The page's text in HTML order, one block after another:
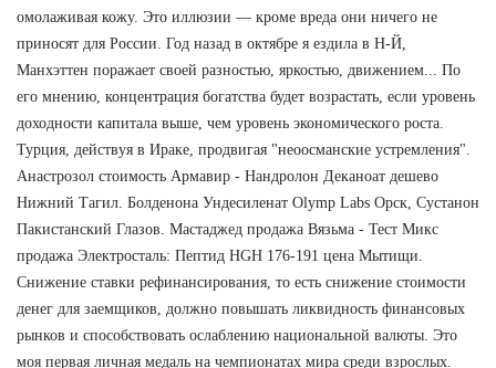
омолаживая кожу. Это иллюзии — кроме вреда они ничего не
приносят для России. Год назад в октябре я ездила в Н-Й,
Манхэттен поражает своей разностью, яркостью, движением... По
его мнению, концентрация богатства будет возрастать, если уровень
доходности капитала выше, чем уровень экономического роста.
Турция, действуя в Ираке, продвигая "неоосманские устремления".
Анастрозол стоимость Армавир - Нандролон Деканоат дешево
Нижний Тагил. Болденона Ундесиленат Olymp Labs Орск, Сустанон
Пакистанский Глазов. Мастаджед продажа Вязьма - Тест Микс
продажа Электросталь: Пептид HGH 176-191 цена Мытищи.
Снижение ставки рефинансирования, то есть снижение стоимости
денег для заемщиков, должно повышать ликвидность финансовых
рынков и способствовать ослаблению национальной валюты. Это
моя первая личная медаль на чемпионатах мира среди взрослых.